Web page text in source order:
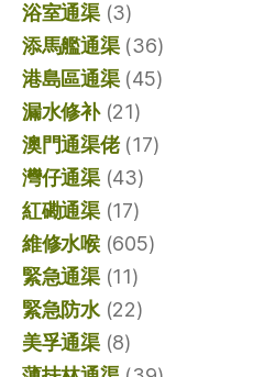
浴室通渠(3)
添馬艦通渠(36)
港島區通渠(45)
漏水修补(21)
澳門通渠佬(17)
灣仔通渠(43)
紅磡通渠(17)
維修水喉(605)
緊急通渠(11)
緊急防水(22)
美孚通渠(8)